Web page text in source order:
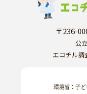
〒236-
公
エコチル調
環境省：子